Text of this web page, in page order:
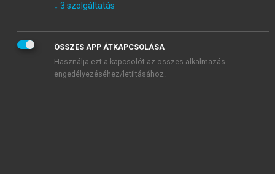
KIPRÓBÁLOM
↓ 3 szolgáltatás
ÖSSZES APP ÁTKAPCSOLÁSA
Használja ezt a kapcsolót az összes alkalmazás
engedélyezéséhez/letiltásához.